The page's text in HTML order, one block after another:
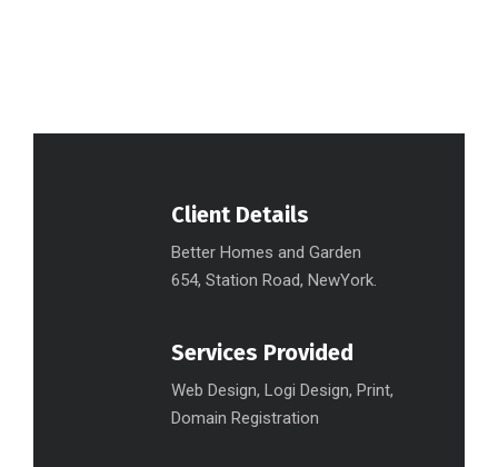
Client Details
Better Homes and Garden
654, Station Road, NewYork.
Services Provided
Web Design, Logi Design, Print,
Domain Registration